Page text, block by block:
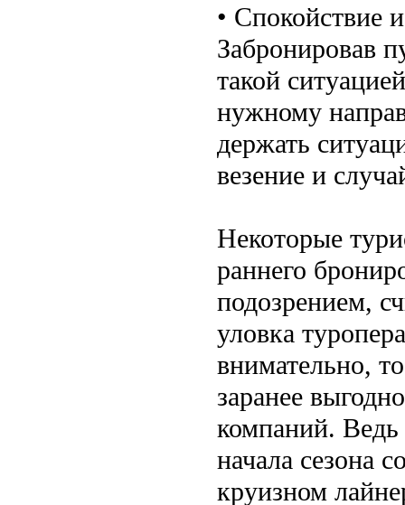
• Спокойствие
Забронировав
такой
нужному
держать
везение и
Некоторые
раннего
подозрением,
уловка
внимательно,
заранее
компаний. Ведь
начала сезона
круизном